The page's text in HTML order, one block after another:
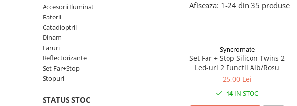
Mountain Bike
Skateboard
Accesorii Iluminat
Baterii
Catadioptrii
Dinam
Faruri
Reflectorizante
Set Far+Stop
Stopuri
STATUS STOC
Afiseaza: 1-24 din 35 produse
Syncromate
Set Far + Stop Silicon Twins 2
Led-uri 2 Functii Alb/Rosu
25,00 Lei
14IN STOC